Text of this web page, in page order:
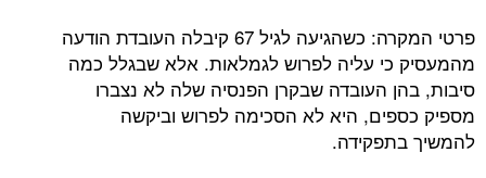
פרטי המקרה: כשהגיעה לגיל 67 קיבלה העובדת הודעה
מהמעסיק כי עליה לפרוש לגמלאות. אלא שבגלל כמה
סיבות, בהן העובדה שבקרן הפנסיה שלה לא נצברו
מספיק כספים, היא לא הסכימה לפרוש וביקשה
להמשיך בתפקידה.